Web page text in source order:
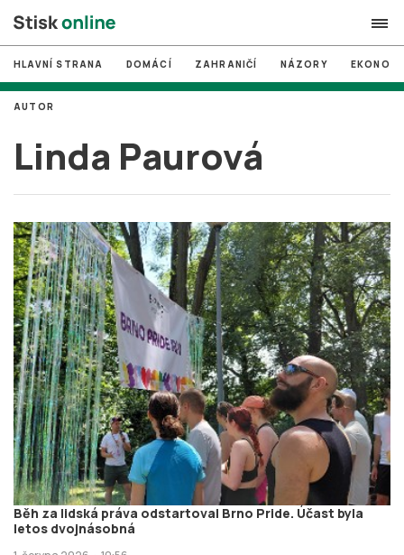
search
# MUNI
Brno
# volby
login PŘIHLÁSIT SE
Zapomněli jste heslo?
Založit nový účet
HLAVNÍ STRANA DOMÁCÍ ZAHRANIČÍ NÁZORY
Linda Paurová
AUTOR
Běh za lidská práva odstartoval Brno Pride. Účast byla
letos dvojnásobná